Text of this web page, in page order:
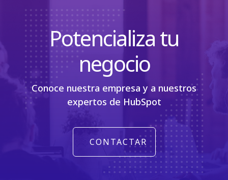
Potencializa tu
negocio
Conoce nuestra empresa y a nuestros
expertos de HubSpot
CONTACTAR